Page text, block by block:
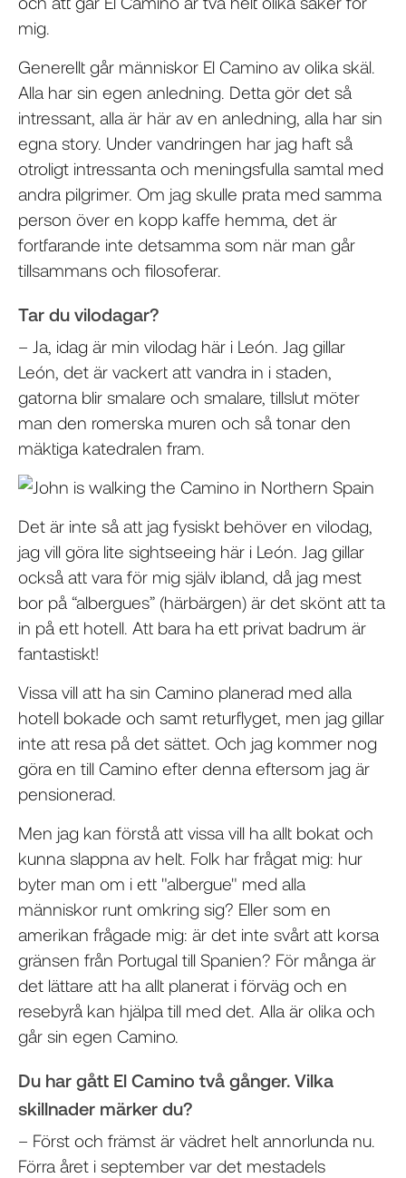
mig.
Generellt går människor El Camino av olika skäl.
Alla har sin egen anledning. Detta gör det så
intressant, alla är här av en anledning, alla har sin
egna story. Under vandringen har jag haft så
otroligt intressanta och meningsfulla samtal med
andra pilgrimer. Om jag skulle prata med samma
person över en kopp kaffe hemma, det är
fortfarande inte detsamma som när man går
tillsammans och filosoferar.
Tar du vilodagar?
– Ja, idag är min vilodag här i León. Jag gillar
León, det är vackert att vandra in i staden,
gatorna blir smalare och smalare, tillslut möter
man den romerska muren och så tonar den
mäktiga katedralen fram.
Det är inte så att jag fysiskt behöver en vilodag,
jag vill göra lite sightseeing här i León. Jag gillar
också att vara för mig själv ibland, då jag mest
bor på “albergues” (härbärgen) är det skönt att ta
in på ett hotell. Att bara ha ett privat badrum är
fantastiskt!
Vissa vill att ha sin Camino planerad med alla
hotell bokade och samt returflyget, men jag gillar
inte att resa på det sättet. Och jag kommer nog
göra en till Camino efter denna eftersom jag är
pensionerad.
Men jag kan förstå att vissa vill ha allt bokat och
kunna slappna av helt. Folk har frågat mig: hur
byter man om i ett "albergue" med alla
människor runt omkring sig? Eller som en
amerikan frågade mig: är det inte svårt att korsa
gränsen från Portugal till Spanien? För många är
det lättare att ha allt planerat i förväg och en
resebyrå kan hjälpa till med det. Alla är olika och
går sin egen Camino.
Du har gått El Camino två gånger. Vilka
skillnader märker du?
– Först och främst är vädret helt annorlunda nu.
Förra året i september var det mestadels